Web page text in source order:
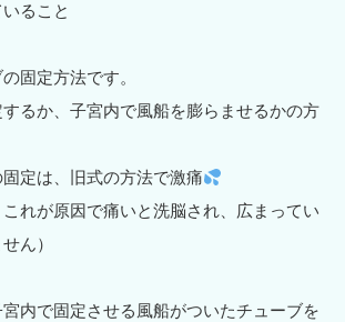
ること
固定方法です。
るか、子宮内で風船を膨らませるかの方
定は、旧式の方法で激痛
これが原因で痛いと洗脳され、広まってい
ん）
内で固定させる風船がついたチューブを